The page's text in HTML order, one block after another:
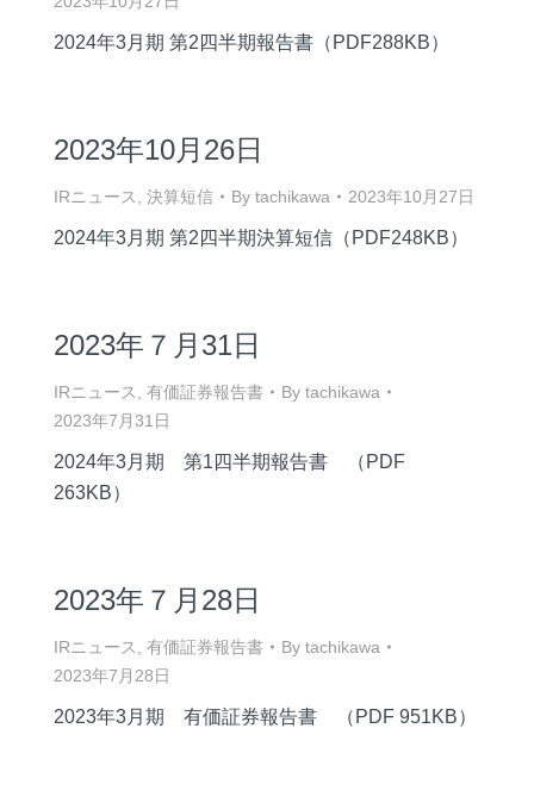
2024年3月期 第2四半期報告書（PDF288KB）
2023年10月26日
IRニュース 決算短信 By tachikawa 2023年10月27日
2024年3月期 第2四半期決算短信（PDF248KB）
2023年７月31日
IRニュース 有価証券報告書 By tachikawa
2023年7月31日
2024年3月期 第1四半期報告書 （PDF
263KB）
2023年７月28日
IRニュース 有価証券報告書 By tachikawa
2023年7月28日
2023年3月期 有価証券報告書 （PDF 951KB）